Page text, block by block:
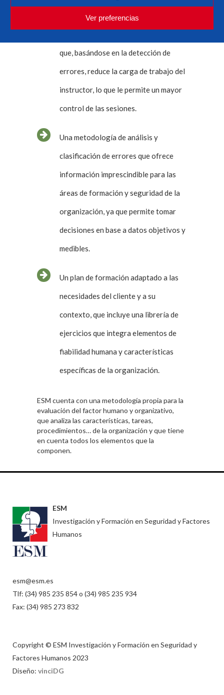
Ver preferencias
formación.
que, basándose en la detección de
errores, reduce la carga de trabajo del
instructor, lo que le permite un mayor
control de las sesiones.
Una metodología de análisis y
clasificación de errores que ofrece
información imprescindible para las
áreas de formación y seguridad de la
organización, ya que permite tomar
decisiones en base a datos objetivos y
medibles.
Un plan de formación adaptado a las
necesidades del cliente y a su
contexto, que incluye una librería de
ejercicios que integra elementos de
fiabilidad humana y características
específicas de la organización.
ESM cuenta con una metodología propia para la
evaluación del factor humano y organizativo,
que analiza las características, tareas,
procedimientos… de la organización y que tiene
en cuenta todos los elementos que la
componen.
ESM
Investigación y Formación en Seguridad y Factores
Humanos
esm@esm.es
Tlf: (34) 985 235 854 o (34) 985 235 934
Fax: (34) 985 273 832
Copyright © ESM Investigación y Formación en Seguridad y
Factores Humanos 2023
Diseño: vinciDG